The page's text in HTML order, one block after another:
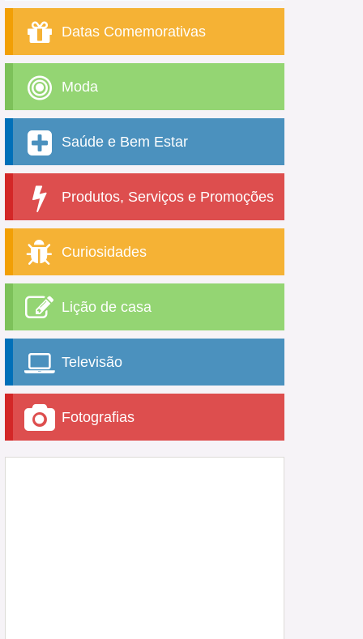
Datas Comemorativas
Moda
Saúde e Bem Estar
Produtos, Serviços e Promoções
Curiosidades
Lição de casa
Televisão
Fotografias